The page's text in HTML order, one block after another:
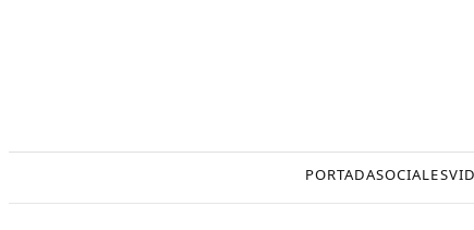
PORTADASOCIALES